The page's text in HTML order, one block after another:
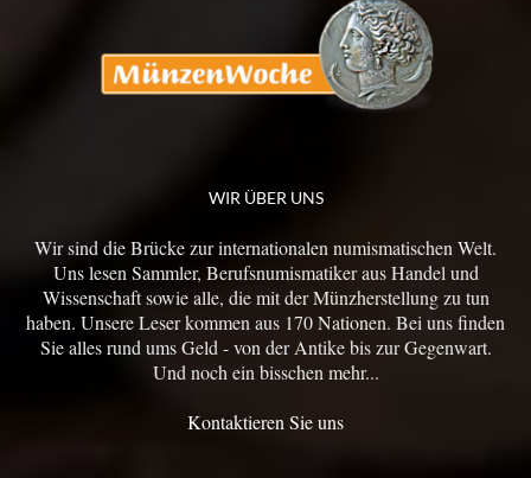
WIR ÜBER UNS
Wir sind die Brücke zur internationalen numismatischen Welt.
Uns lesen Sammler, Berufsnumismatiker aus Handel und
Wissenschaft sowie alle, die mit der Münzherstellung zu tun
haben. Unsere Leser kommen aus 170 Nationen. Bei uns finden
Sie alles rund ums Geld - von der Antike bis zur Gegenwart.
Und noch ein bisschen mehr...
Kontaktieren Sie uns